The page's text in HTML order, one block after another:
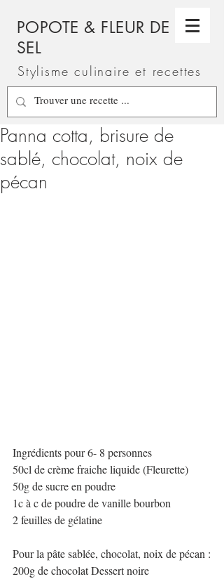
POPOTE & FLEUR DE
SEL
Stylisme culinaire et recettes
Panna cotta, brisure de
sablé, chocolat, noix de
pécan
Ingrédients pour 6- 8 personnes
50cl de crème fraiche liquide (Fleurette)
50g de sucre en poudre
1c à c de poudre de vanille bourbon
2 feuilles de gélatine
Pour la pâte sablée, chocolat, noix de pécan :
200g de chocolat Dessert noire